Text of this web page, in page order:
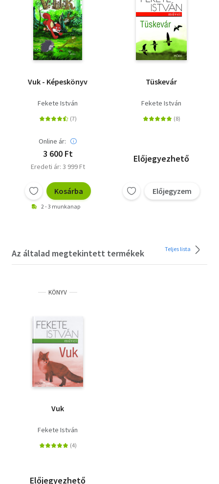
Vuk - Képeskönyv
Fekete István
Online ár:
3 600 Ft
Eredeti ár: 3 999 Ft
Kosárba
2 - 3 munkanap
Tüskevár
Fekete István
Előjegyezhető
Előjegyzem
Az általad megtekintett termékek Teljes lista
KÖNYV
Vuk
Fekete István
Előjegyezhető